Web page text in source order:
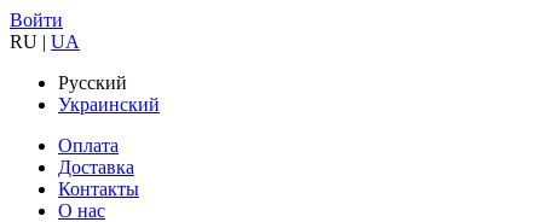
Войти
RU | UA
Русский
Украинский
Оплата
Доставка
Контакты
О нас